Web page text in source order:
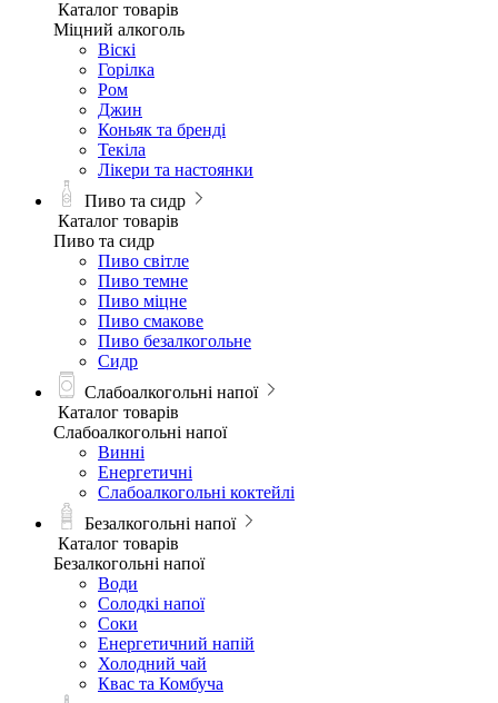
Каталог товарів
Міцний алкоголь
Віскі
Горілка
Ром
Джин
Коньяк та бренді
Текіла
Лікери та настоянки
Пиво та сидр
Каталог товарів
Пиво та сидр
Пиво світле
Пиво темне
Пиво міцне
Пиво смакове
Пиво безалкогольне
Сидр
Слабоалкогольні напої
Каталог товарів
Слабоалкогольні напої
Винні
Енергетичні
Слабоалкогольні коктейлі
Безалкогольні напої
Каталог товарів
Безалкогольні напої
Води
Солодкі напої
Соки
Енергетичний напій
Холодний чай
Квас та Комбуча